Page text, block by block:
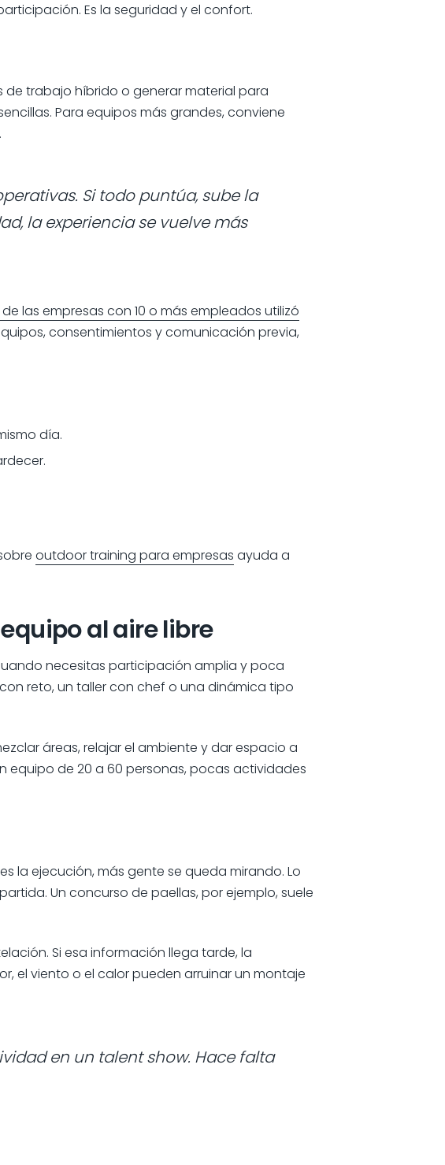
Es la seguridad y el confort.
de trabajo híbrido o generar material para
Para equipos más grandes, conviene
Si todo puntúa, sube la
la experiencia se vuelve más
de las empresas con 10 o más empleados utilizó
consentimientos y comunicación previa,
día.
outdoor training para empresas ayuda a
al aire libre
necesitas participación amplia y poca
reto, un taller con chef o una dinámica tipo
áreas, relajar el ambiente y dar espacio a
equipo de 20 a 60 personas, pocas actividades
la ejecución, más gente se queda mirando. Lo
Un concurso de paellas, por ejemplo, suele
Si esa información llega tarde, la
el viento o el calor pueden arruinar un montaje
en un talent show. Hace falta